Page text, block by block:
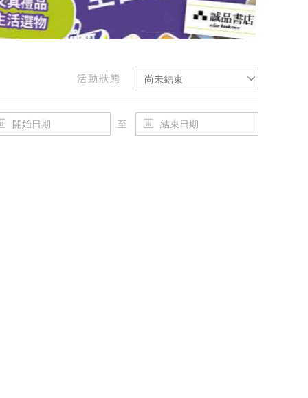
活動狀態 尚未結束
至